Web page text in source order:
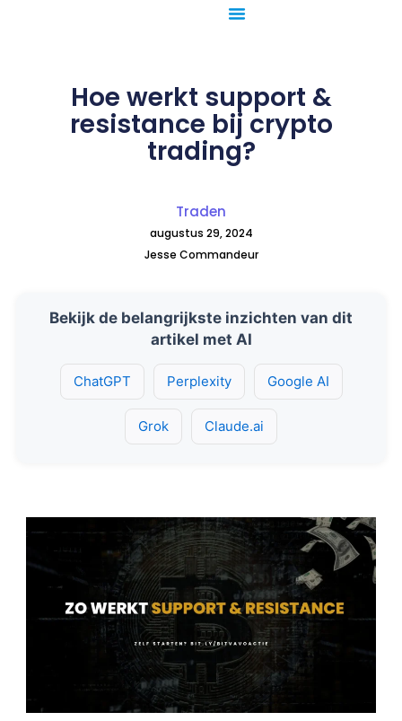
Hoe werkt support &
resistance bij crypto
trading?
Traden
augustus 29, 2024
Jesse Commandeur
Bekijk de belangrijkste inzichten van dit
artikel met AI
ChatGPT Perplexity Google AI
Grok Claude.ai